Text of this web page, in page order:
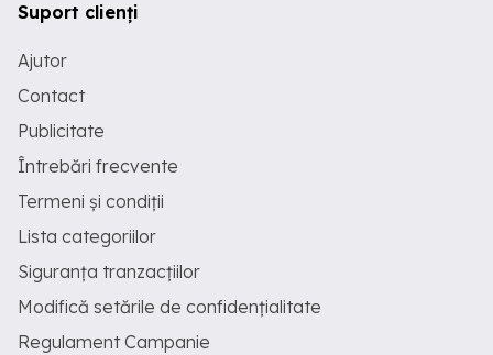
Suport clienți
Ajutor
Contact
Publicitate
Întrebări frecvente
Termeni și condiții
Lista categoriilor
Siguranța tranzacțiilor
Modifică setările de confidențialitate
Regulament Campanie